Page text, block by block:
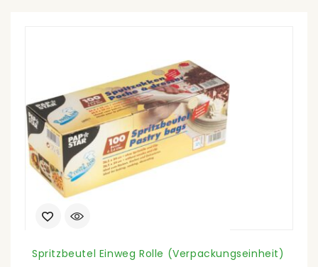
Spritzbeutel Einweg Rolle (Verpackungseinheit)